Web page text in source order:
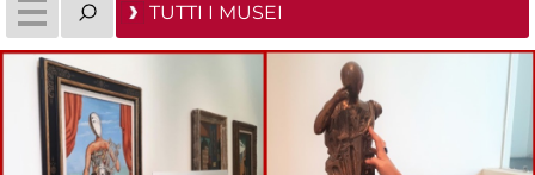
TUTTI I MUSEI